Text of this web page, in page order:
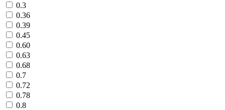
0.3
0.36
0.39
0.45
0.60
0.63
0.68
0.7
0.72
0.78
0.8